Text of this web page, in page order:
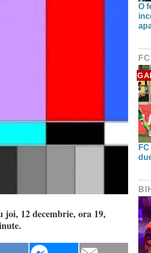
12 decembrie, ora 19,
O